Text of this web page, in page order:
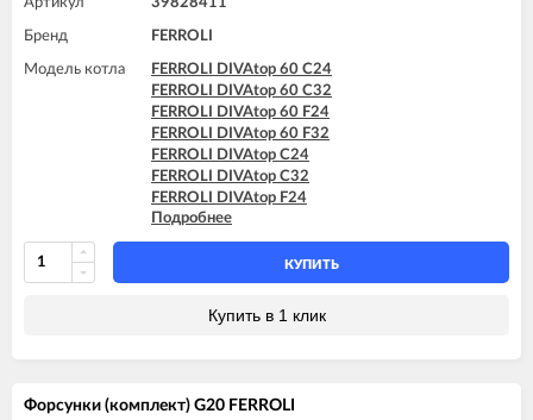
FERROLI DOMItech C32
FERROLI DOMItech F32
Бренд FERROLI
Модель котла
FERROLI DIVAtop 60 C24
FERROLI DIVAtop 60 C32
FERROLI DIVAtop 60 F24
FERROLI DIVAtop 60 F32
FERROLI DIVAtop C24
FERROLI DIVAtop C32
FERROLI DIVAtop F24
FERROLI DIVAtop F32
FERROLI DIVAtop F37
FERROLI DIVAtop HC24
FERROLI DIVAtop HC32
FERROLI DIVAtop HF32
FERROLI DIVAtop micro F32
Подробнее
КУПИТЬ
Купить в 1 клик
Форсунки (комплект) G20 FERROLI